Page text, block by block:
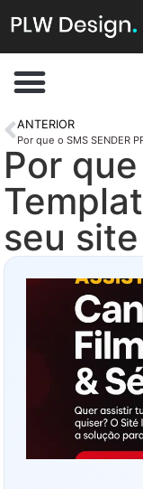
ANTERIOR
Por
seu